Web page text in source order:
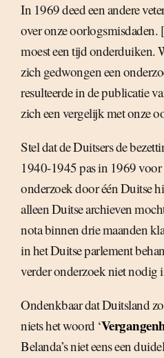
In 1969 deed een andere
over onze oorlogsmisdaden. [
moest een tijd onderduiken.
zich gedwongen een
resulteerde in de publicatie
zich een vergelijk met onze
Stel dat de Duitsers de
1940-1945 pas in 1969 voor
onderzoek door één Duitse
alleen Duitse archieven
nota binnen drie maanden
in het Duitse parlement
verder onderzoek niet nodig
Ondenkbaar dat Duitsland
niets het woord ‘
Belanda’s niet eens een